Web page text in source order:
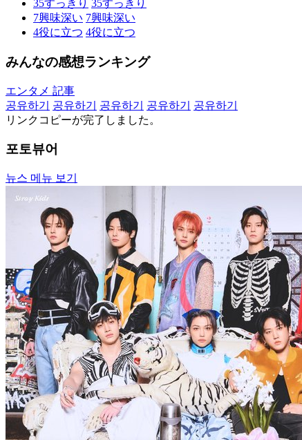
35すっきり 35すっきり
7興味深い 7興味深い
4役に立つ 4役に立つ
みんなの感想ランキング
エンタメ 記事
공유하기
공유하기 공유하기 공유하기
공유하기
リンクコピーが完了しました。
포토뷰어
뉴스 메뉴 보기